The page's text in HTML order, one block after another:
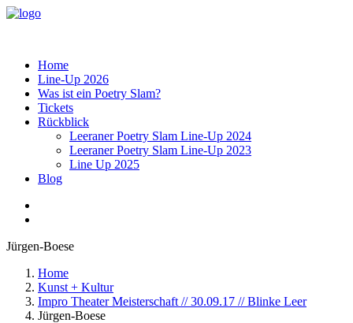
Home
Line-Up 2026
Was ist ein Poetry Slam?
Tickets
Rückblick
Leeraner Poetry Slam Line-Up 2024
Leeraner Poetry Slam Line-Up 2023
Line Up 2025
Blog
Jürgen-Boese
Home
Kunst + Kultur
Impro Theater Meisterschaft // 30.09.17 // Blinke Leer
Jürgen-Boese